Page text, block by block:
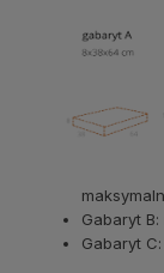
Gabaryt
Gabaryt